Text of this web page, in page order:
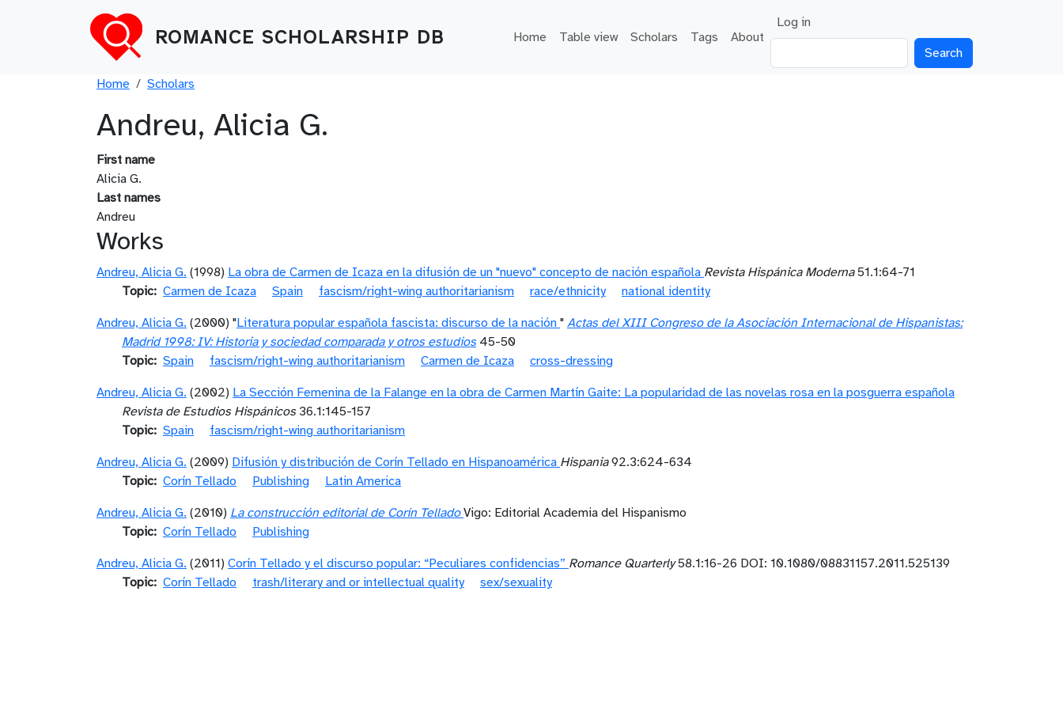
ROMANCE SCHOLARSHIP DB Main navigation
Home Table view Scholars Tags About
User account menu
Log in
Breadcrumb
Home Scholars
Andreu, Alicia G.
First name
Alicia G.
Last names
Andreu
Works
Andreu, Alicia G. (1998) La obra de Carmen de Icaza en la difusión de un "nuevo" concepto de nación española Revista Hispánica Moderna51.1:64-71
Topic Carmen de Icaza Spain fascism/right-wing authoritarianism race/ethnicity
national identity
Andreu, Alicia G. (2000) "Literatura popular española fascista: discurso de la nación " Actas del XIII Congreso de la Asociación Internacional de Hispanistas:
Madrid 1998: IV: Historia y sociedad comparada y otros estudios45-50
Topic Spain fascism/right-wing authoritarianism Carmen de Icaza
cross-dressing
Andreu, Alicia G. (2002) La Sección Femenina de la Falange en la obra de Carmen Martín Gaite: La popularidad de las novelas rosa en la posguerra española
Revista de Estudios Hispánicos36.1:145-157
Topic Spain
fascism/right-wing authoritarianism
Andreu, Alicia G. (2009) Difusión y distribución de Corín Tellado en Hispanoamérica Hispania92.3:624-634
Topic Corín Tellado Publishing
Latin America
Andreu, Alicia G. (2010) La construcción editorial de Corín Tellado Vigo: Editorial Academia del Hispanismo
Topic Corín Tellado
Publishing
Andreu, Alicia G. (2011) Corín Tellado y el discurso popular: “Peculiares confidencias” Romance Quarterly58.1:16-26 DOI: 10.1080/08831157.2011.525139
Topic Corín Tellado trash/literary and or intellectual quality sex/sexuality